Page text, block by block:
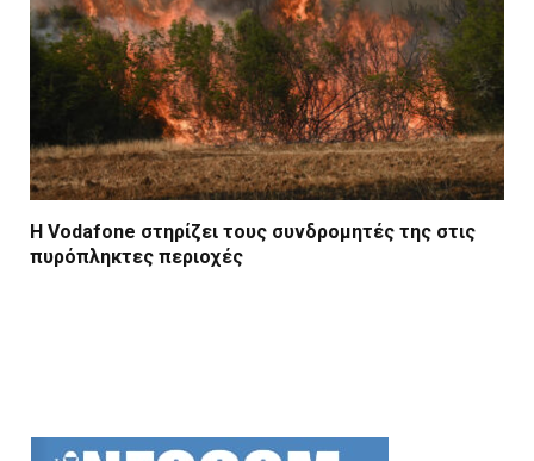
Η Vodafone στηρίζει τους συνδρομητές της στις
πυρόπληκτες περιοχές